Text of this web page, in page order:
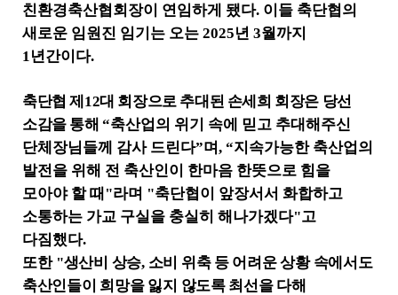
친환경축산협회장이 연임하게 됐다. 이들 축단협의
새로운 임원진 임기는 오는 2025년 3월까지
1 년간이다.
축단협 제 12대 회장으로 추대된 손세희 회장은 당선
소감을 통해 “축산업의 위기 속에 믿고 추대해주신
단체장님들께 감사 드린다”며, “지속가능한 축산업의
발전을 위해 전 축산인이 한마음 한뜻으로 힘을
모아야 할 때 "라며 "축단협이 앞장서서 화합하고
소통하는 가교 구실을 충실히 해나가겠다"고
다짐했다.
또한 "생산비 상승, 소비 위축 등 어려운 상황 속에서도
축산인들이 희망을 잃지 않도록 최선을 다해